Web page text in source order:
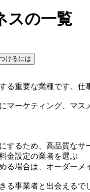
スの一覧
けるには
る重要な業種です。
マーケティング、マ
するため、高品質なサ
金設定の業者を選ぶ
る場合は、オーダー
る事業者と出会えるで